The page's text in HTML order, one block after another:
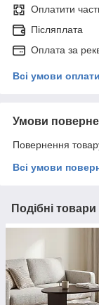
Оплатити
Післяплата
Оплата за
Всі умови оплати
Умови
Повернення
Всі умови
Подібні товари